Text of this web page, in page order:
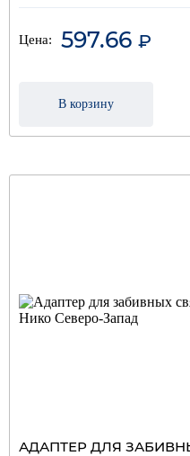
Цена: 597.66 ₽
В корзину
АДАПТЕР ДЛЯ